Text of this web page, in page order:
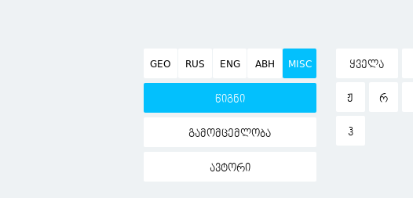
GEO RUS ENG ABH MISC
წიგნი
გამომცემლობა
ავტორი
ᲧᲕᲔᲚᲐ
Ჟ Რ
Ჰ